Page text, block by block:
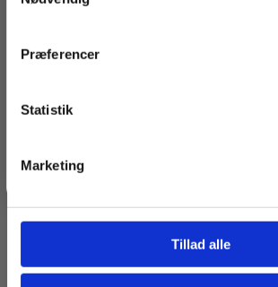
Præferencer
Statistik
Marketing
Tillad alle